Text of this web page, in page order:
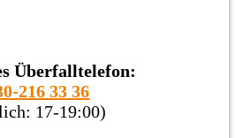
Überfalltelefon:
216 33 36
17-19:00)